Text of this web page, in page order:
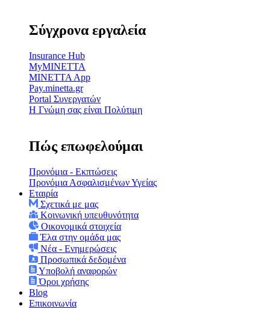
Σύγχρονα εργαλεία
Insurance Hub
MyMINETTA
MINETTA App
Pay.minetta.gr
Portal Συνεργατών
Η Γνώμη σας είναι Πολύτιμη
Πώς επωφελούμαι
Προνόμια - Εκπτώσεις
Προνόμια Ασφαλισμένων Υγείας
Εταιρία
Σχετικά με μας
Κοινωνική υπευθυνότητα
Οικονομικά στοιχεία
Έλα στην ομάδα μας
Νέα - Ενημερώσεις
Προσωπικά δεδομένα
Υποβολή αναφορών
Όροι χρήσης
Blog
Επικοινωνία